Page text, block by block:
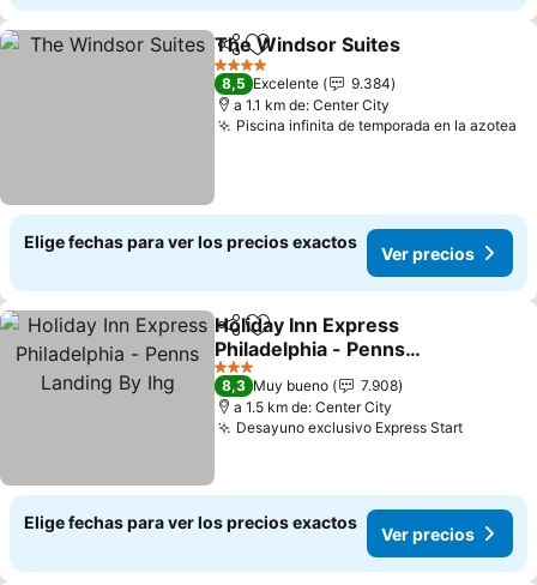
Compartir
Agregar a favoritos
The Windsor Suites
4 Estrellas
8,5 Excelente
9.384
a 1.1 km de: Center City
Piscina infinita de temporada en la azotea
Elige fechas para ver los precios exactos
Ver precios
CompartirAgregar a favoritos
Holiday Inn Express
Philadelphia - Penns
Landing By Ihg
Ver precios
3 Estrellas
8,3 Muy bueno
7.908
a 1.5 km de: Center City
Desayuno exclusivo Express StartVer
Elige fechas para ver los precios exactos
Ver precios